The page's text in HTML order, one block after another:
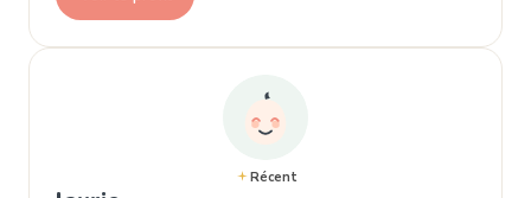
Récent